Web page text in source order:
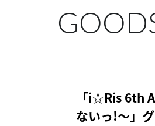
「i☆Ris 6th
ないっ!～」